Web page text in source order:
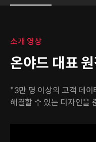
소개 영상
온야드 대표
"3만 명 이상의 고객 데
해결할 수 있는 디자인을